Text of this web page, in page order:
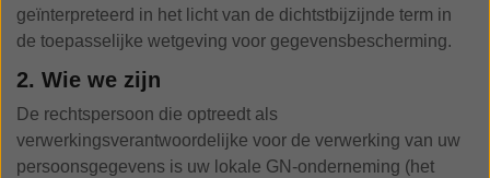
geïnterpreteerd in het licht van de dichtstbijzijnde term in
de toepasselijke wetgeving voor gegevensbescherming.
2. Wie we zijn
De rechtspersoon die optreedt als
verwerkingsverantwoordelijke voor de verwerking van uw
persoonsgegevens is uw lokale GN-onderneming (het